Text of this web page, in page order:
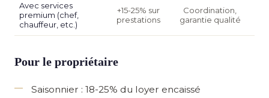
Avec services
premium (chef,
chauffeur, etc.)
+15-25% sur
prestations
Coordination,
garantie qualité
Pour le propriétaire
Saisonnier : 18-25% du loyer encaissé